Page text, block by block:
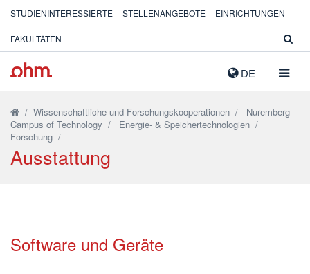
DE
STUDIENINTERESSIERTE STELLENANGEBOTE EINRICHTUNGEN
FAKULTÄTEN
/ Wissenschaftliche und Forschungskooperationen / Nuremberg
Campus of Technology / Energie- & Speichertechnologien /
Forschung /
Ausstattung
Software und Geräte